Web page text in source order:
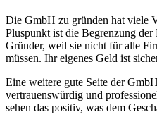
Die GmbH zu gründen hat viele
Pluspunkt ist die Begrenzung
Gründer, weil sie nicht für alle
müssen. Ihr eigenes Geld ist
Eine weitere gute Seite der
vertrauenswürdig und
sehen das positiv, was dem